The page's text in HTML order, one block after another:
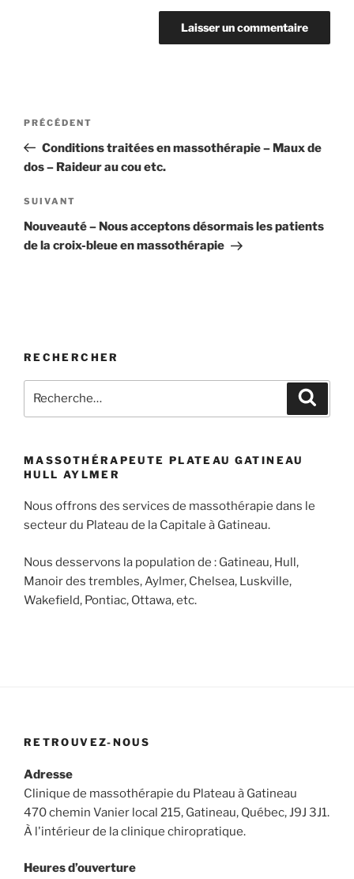
Navigation
l'article
Article
précédent
PRÉCÉDENT
Conditions traitées en massothérapie – Maux de
dos – Raideur au cou etc.
Article
suivant
SUIVANT
Nouveauté – Nous acceptons désormais les patients
de la croix-bleue en massothérapie
RECHERCHER
MASSOTHÉRAPEUTE PLATEAU GATINEAU
HULL AYLMER
Nous offrons des services de massothérapie dans le
secteur du Plateau de la Capitale à Gatineau.
Nous desservons la population de : Gatineau, Hull,
Manoir des trembles, Aylmer, Chelsea, Luskville,
Wakefield, Pontiac, Ottawa, etc.
RETROUVEZ-NOUS
Adresse
Clinique de massothérapie du Plateau à Gatineau
470 chemin Vanier local 215, Gatineau, Québec, J9J 3J1.
À l'intérieur de la clinique chiropratique.
Heures d’ouverture